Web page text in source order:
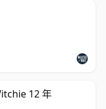
12 年